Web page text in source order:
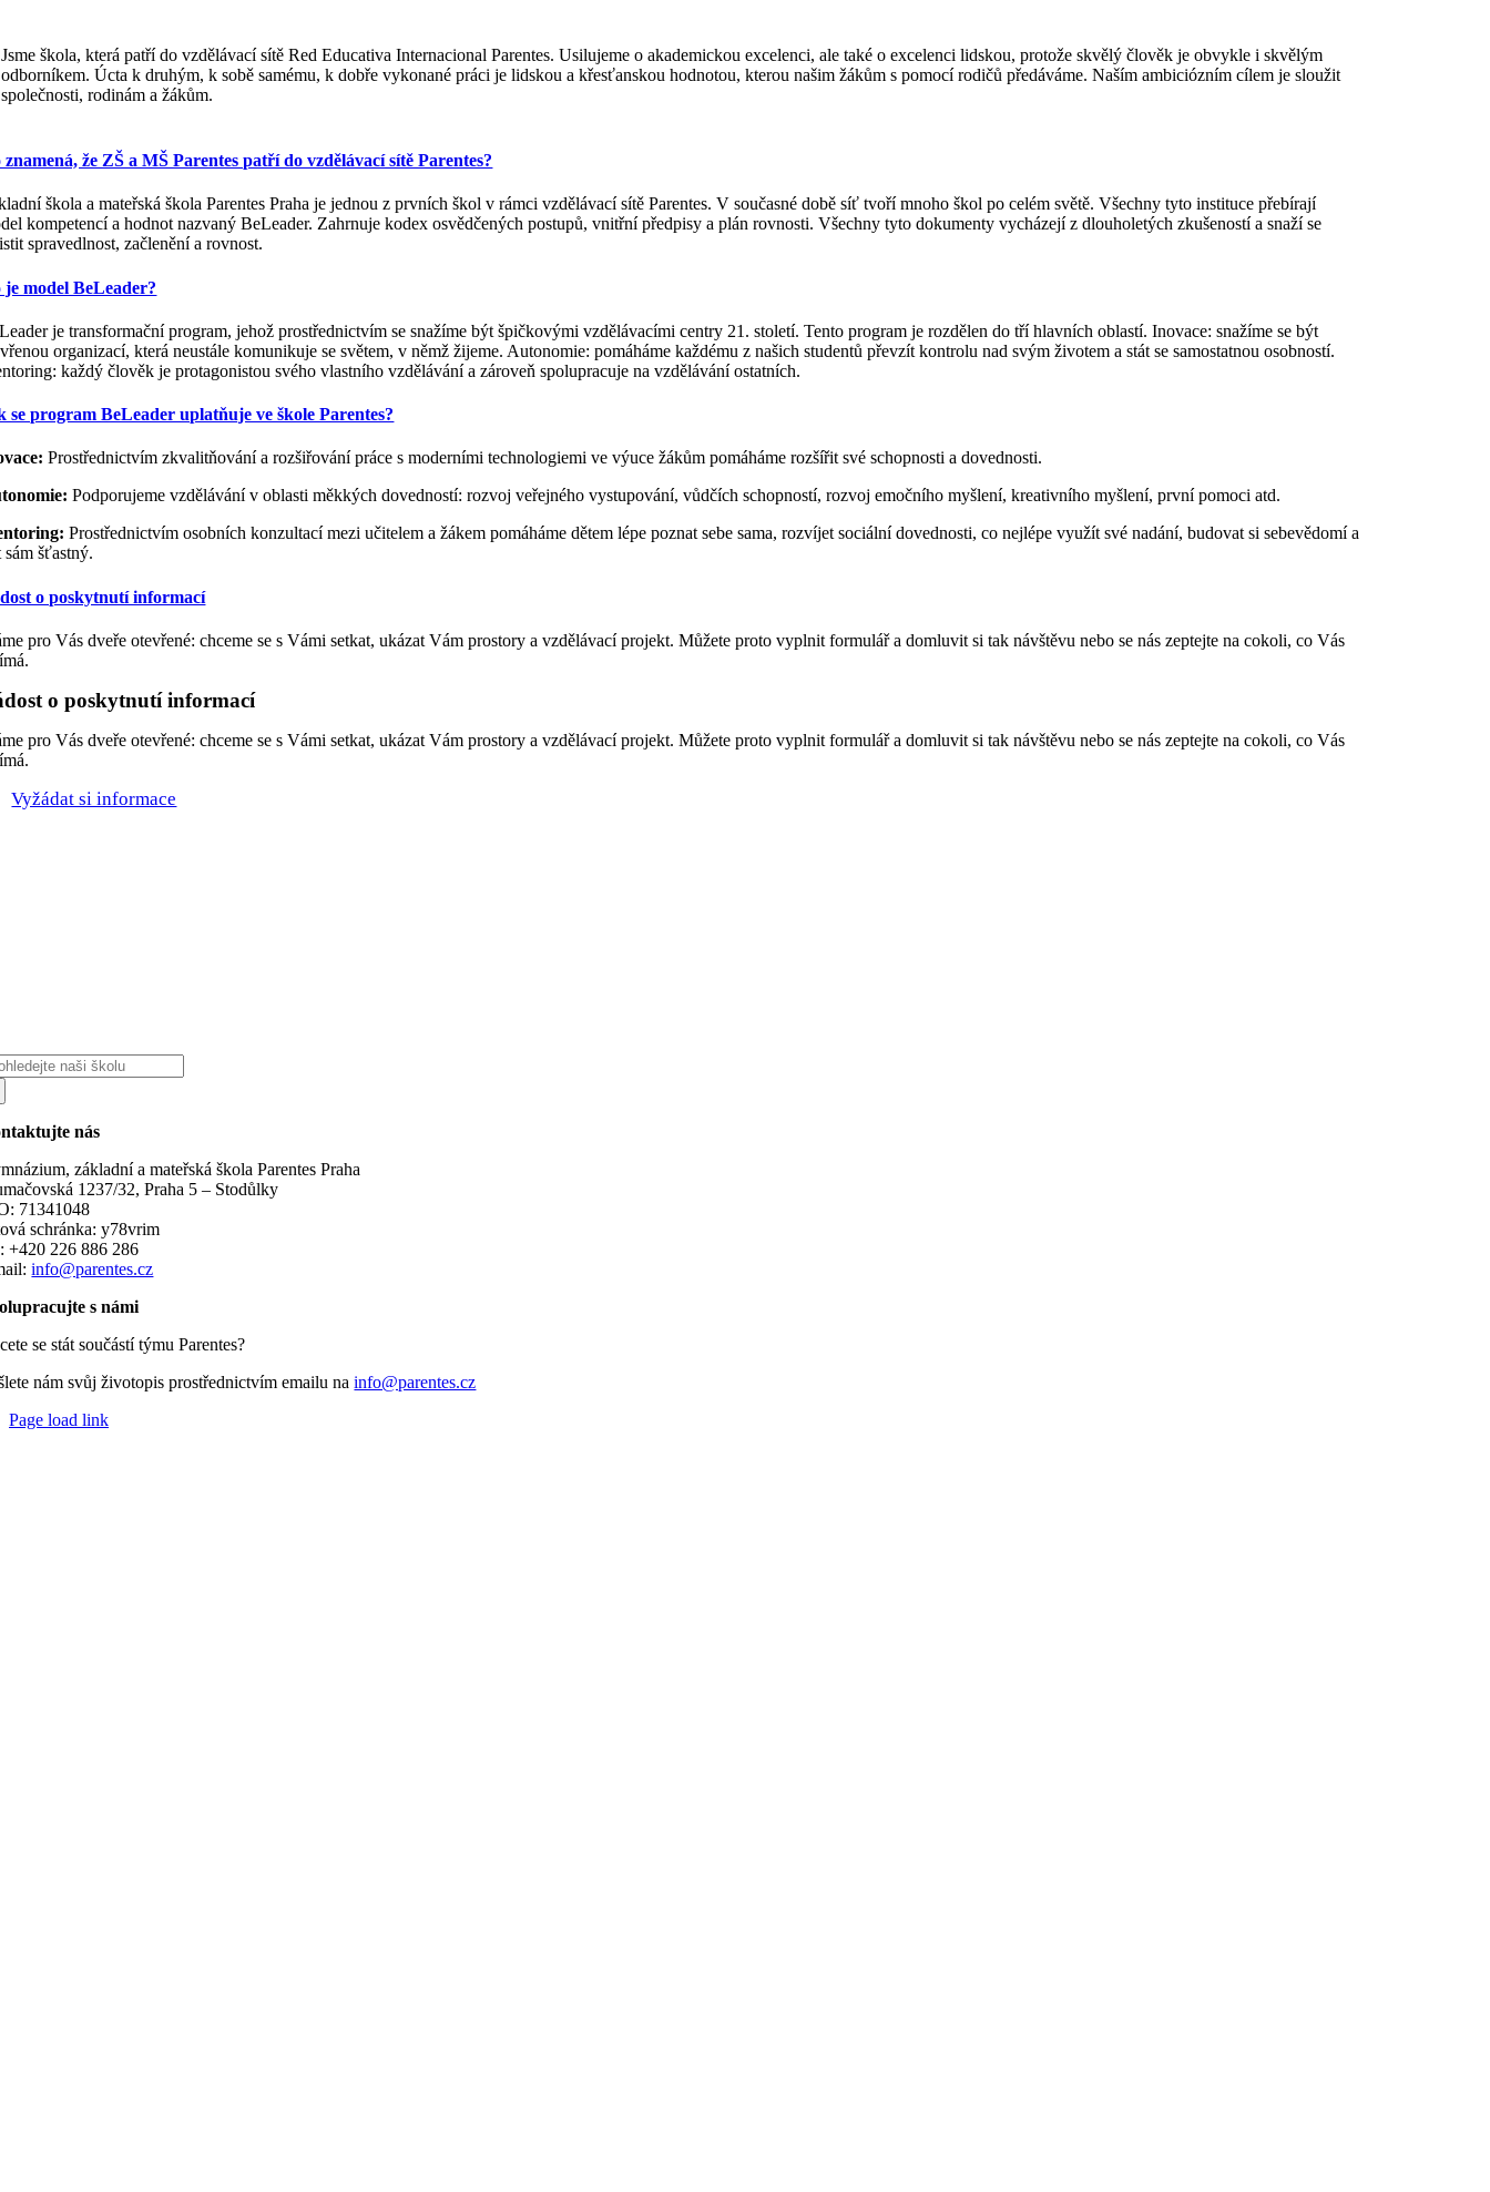
Jsme škola, která patří do vzdělávací sítě Red Educativa Internacional Parentes. Usilujeme o akademickou excelenci, ale také o excelenci lidskou, protože skvělý člověk je obvykle i skvělým
odborníkem. Úcta k druhým, k sobě samému, k dobře vykonané práci je lidskou a křesťanskou hodnotou, kterou našim žákům s pomocí rodičů předáváme. Naším ambiciózním cílem je sloužit
společnosti, rodinám a žákům.
znamená, že ZŠ a MŠ Parentes patří do vzdělávací sítě Parentes?
škola a mateřská škola Parentes Praha je jednou z prvních škol v rámci vzdělávací sítě Parentes. V současné době síť tvoří mnoho škol po celém světě. Všechny tyto instituce přebírají
kompetencí a hodnot nazvaný BeLeader. Zahrnuje kodex osvědčených postupů, vnitřní předpisy a plán rovnosti. Všechny tyto dokumenty vycházejí z dlouholetých zkušeností a snaží se
spravedlnost, začlenění a rovnost.
je model BeLeader?
je transformační program, jehož prostřednictvím se snažíme být špičkovými vzdělávacími centry 21. století. Tento program je rozdělen do tří hlavních oblastí. Inovace: snažíme se být
organizací, která neustále komunikuje se světem, v němž žijeme. Autonomie: pomáháme každému z našich studentů převzít kontrolu nad svým životem a stát se samostatnou osobností.
každý člověk je protagonistou svého vlastního vzdělávání a zároveň spolupracuje na vzdělávání ostatních.
se program BeLeader uplatňuje ve škole Parentes?
Prostřednictvím zkvalitňování a rozšiřování práce s moderními technologiemi ve výuce žákům pomáháme rozšířit své schopnosti a dovednosti.
Podporujeme vzdělávání v oblasti měkkých dovedností: rozvoj veřejného vystupování, vůdčích schopností, rozvoj emočního myšlení, kreativního myšlení, první pomoci atd.
Prostřednictvím osobních konzultací mezi učitelem a žákem pomáháme dětem lépe poznat sebe sama, rozvíjet sociální dovednosti, co nejlépe využít své nadání, budovat si sebevědomí a
sám šťastný.
o poskytnutí informací
pro Vás dveře otevřené: chceme se s Vámi setkat, ukázat Vám prostory a vzdělávací projekt. Můžete proto vyplnit formulář a domluvit si tak návštěvu nebo se nás zeptejte na cokoli, co Vás
o poskytnutí informací
pro Vás dveře otevřené: chceme se s Vámi setkat, ukázat Vám prostory a vzdělávací projekt. Můžete proto vyplnit formulář a domluvit si tak návštěvu nebo se nás zeptejte na cokoli, co Vás
Vyžádat si informace
nás
základní a mateřská škola Parentes Praha
1237/32, Praha 5 – Stodůlky
71341048
schránka: y78vrim
+420 226 886 286
info@parentes.cz
s námi
se stát součástí týmu Parentes?
nám svůj životopis prostřednictvím emailu nainfo@parentes.cz
Page load link